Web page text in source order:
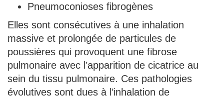
Pneumoconioses fibrogènes
Elles sont consécutives à une inhalation
massive et prolongée de particules de
poussières qui provoquent une fibrose
pulmonaire avec l’apparition de cicatrice au
sein du tissu pulmonaire. Ces pathologies
évolutives sont dues à l’inhalation de